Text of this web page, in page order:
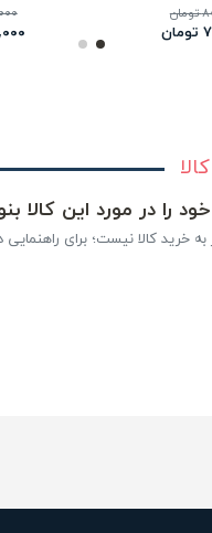
را در مورد این کالا
خرید کالا نیست؛ برای راهنمایی